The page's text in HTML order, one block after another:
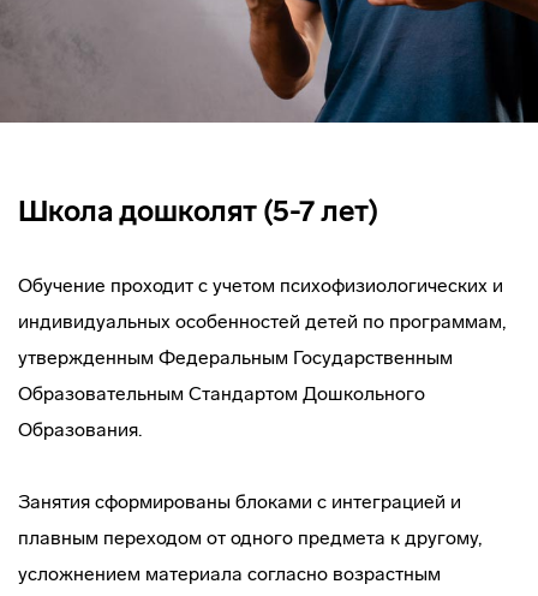
Школа дошколят (5-7 лет)
Обучение проходит с учетом психофизиологических и
индивидуальных особенностей детей по программам,
утвержденным Федеральным Государственным
Образовательным Стандартом Дошкольного
Образования.
Занятия сформированы блоками с интеграцией и
плавным переходом от одного предмета к другому,
усложнением материала согласно возрастным